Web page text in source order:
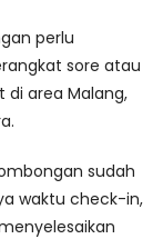
perlu
sore atau
area Malang,
sudah
waktu check-in,